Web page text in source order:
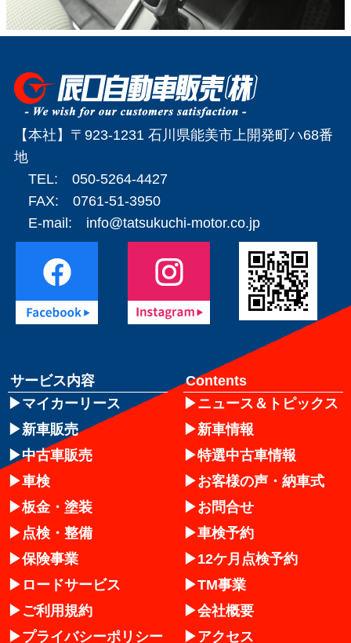
【本社】〒923-1231 石川県能美市上開発町ハ68番
地
TEL: 050-5264-4427
FAX: 0761-51-3950
E-mail: info@tatsukuchi-motor.co.jp
サービス内容
マイカーリース
新車販売
中古車販売
車検
板金・塗装
点検・整備
保険事業
ロードサービス
ご利用規約
プライバシーポリシー
Contents
ニュース＆トピックス
新車情報
特選中古車情報
お客様の声・納車式
お問合せ
車検予約
12ケ月点検予約
TM事業
会社概要
アクセス